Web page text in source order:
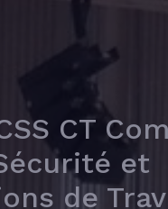
CT
et
de